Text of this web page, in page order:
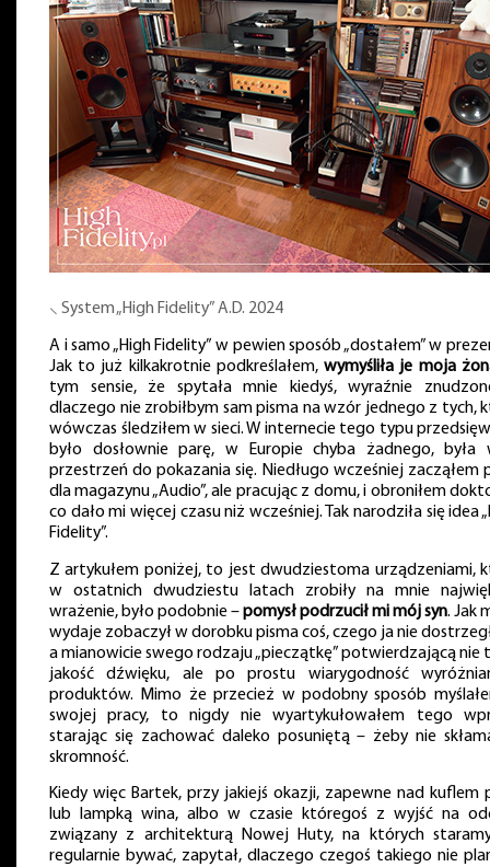
⸜ System „High Fidelity” A.D. 2024
A i samo „High Fidelity” w pewien sposób „dostałem” w
Jak to już kilkakrotnie podkreślałem,wymyśliła je moja
tym sensie, że spytała mnie kiedyś, wyraźnie
dlaczego nie zrobiłbym sam pisma na wzór jednego z tych,
wówczas śledziłem w sieci. W internecie tego typu
było dosłownie parę, w Europie chyba żadnego, była
przestrzeń do pokazania się. Niedługo wcześniej zacząłem
dla magazynu „Audio”, ale pracując z domu, i obroniłem
co dało mi więcej czasu niż wcześniej. Tak narodziła się idea
Fidelity”.
Z artykułem poniżej, to jest dwudziestoma urządzeniami,
w ostatnich dwudziestu latach zrobiły na mnie
wrażenie, było podobnie –pomysł podrzucił mi mój syn. Jak
wydaje zobaczył w dorobku pisma coś, czego ja nie
a mianowicie swego rodzaju „pieczątkę” potwierdzającą nie
jakość dźwięku, ale po prostu wiarygodność
produktów. Mimo że przecież w podobny sposób
swojej pracy, to nigdy nie wyartykułowałem tego
starając się zachować daleko posuniętą – żeby nie
skromność.
Kiedy więc Bartek, przy jakiejś okazji, zapewne nad kuflem
lub lampką wina, albo w czasie któregoś z wyjść na
związany z architekturą Nowej Huty, na których
regularnie bywać, zapytał, dlaczego czegoś takiego nie